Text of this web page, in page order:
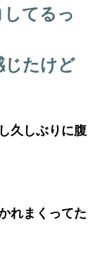
てるっ
たけど
久しぶりに腹
れまくってた